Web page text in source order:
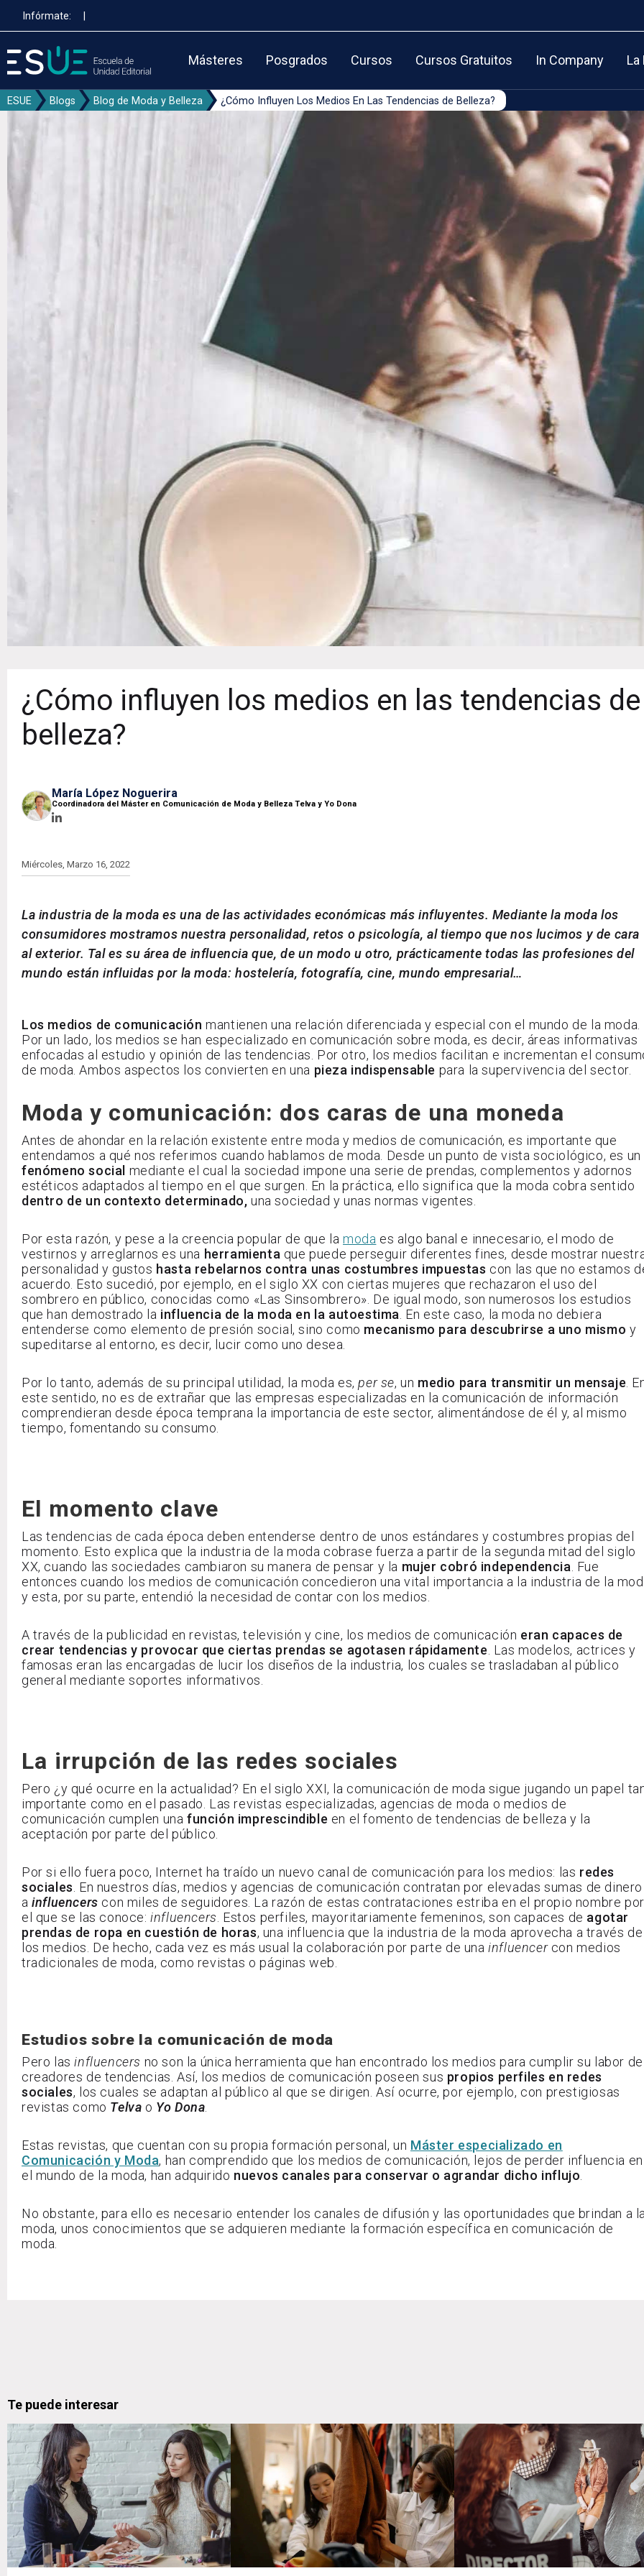
contenido
principal
Infórmate: |
Másteres Posgrados Cursos Cursos Gratuitos In Company La
ESUE Blogs Blog de Moda y Belleza ¿Cómo Influyen Los Medios En Las Tendencias de Belleza?
¿Cómo influyen los medios en las tendencias de
belleza?
María López Noguerira
Coordinadora del Máster en Comunicación de Moda y Belleza Telva y Yo Dona
Miércoles, Marzo 16, 2022
La industria de la moda es una de las actividades económicas más influyentes. Mediante la moda los
consumidores mostramos nuestra personalidad, retos o psicología, al tiempo que nos lucimos y de cara
al exterior. Tal es su área de influencia que, de un modo u otro, prácticamente todas las profesiones del
mundo están influidas por la moda: hostelería, fotografía, cine, mundo empresarial…
Los medios de comunicación mantienen una relación diferenciada y especial con el mundo de la moda.
Por un lado, los medios se han especializado en comunicación sobre moda, es decir, áreas informativas
enfocadas al estudio y opinión de las tendencias. Por otro, los medios facilitan e incrementan el
de moda. Ambos aspectos los convierten en una pieza indispensable para la supervivencia del sector.
Moda y comunicación: dos caras de una moneda
Antes de ahondar en la relación existente entre moda y medios de comunicación, es importante que
entendamos a qué nos referimos cuando hablamos de moda. Desde un punto de vista sociológico, es un
fenómeno social mediante el cual la sociedad impone una serie de prendas, complementos y adornos
estéticos adaptados al tiempo en el que surgen. En la práctica, ello significa que la moda cobra sentido
dentro de un contexto determinado, una sociedad y unas normas vigentes.
Por esta razón, y pese a la creencia popular de que lamoda es algo banal e innecesario, el modo de
vestirnos y arreglarnos es una herramienta que puede perseguir diferentes fines, desde mostrar
personalidad y gustos hasta rebelarnos contra unas costumbres impuestas con las que no estamos
acuerdo. Esto sucedió, por ejemplo, en el siglo XX con ciertas mujeres que rechazaron el uso del
sombrero en público, conocidas como «Las Sinsombrero». De igual modo, son numerosos los estudios
que han demostrado la influencia de la moda en la autoestima . En este caso, la moda no debiera
entenderse como elemento de presión social, sino como mecanismo para descubrirse a uno mismo y
supeditarse al entorno, es decir, lucir como uno desea.
Por lo tanto, además de su principal utilidad, la moda es,per se, un medio para transmitir un mensaje .
este sentido, no es de extrañar que las empresas especializadas en la comunicación de información
comprendieran desde época temprana la importancia de este sector, alimentándose de él y, al mismo
tiempo, fomentando su consumo.
El momento clave
Las tendencias de cada época deben entenderse dentro de unos estándares y costumbres propias del
momento. Esto explica que la industria de la moda cobrase fuerza a partir de la segunda mitad del siglo
XX, cuando las sociedades cambiaron su manera de pensar y la mujer cobró independencia . Fue
entonces cuando los medios de comunicación concedieron una vital importancia a la industria de la
y esta, por su parte, entendió la necesidad de contar con los medios.
A través de la publicidad en revistas, televisión y cine, los medios de comunicación eran capaces de
crear tendencias y provocar que ciertas prendas se agotasen rápidamente . Las modelos, actrices y
famosas eran las encargadas de lucir los diseños de la industria, los cuales se trasladaban al público
general mediante soportes informativos.
La irrupción de las redes sociales
Pero ¿y qué ocurre en la actualidad? En el siglo XXI, la comunicación de moda sigue jugando un papel
importante como en el pasado. Las revistas especializadas, agencias de moda o medios de
comunicación cumplen unafunción imprescindible en el fomento de tendencias de belleza y la
aceptación por parte del público.
Por si ello fuera poco, Internet ha traído un nuevo canal de comunicación para los medios: las redes
sociales . En nuestros días, medios y agencias de comunicación contratan por elevadas sumas de dinero
ainfluencers con miles de seguidores. La razón de estas contrataciones estriba en el propio nombre por
el que se las conoce:influencers . Estos perfiles, mayoritariamente femeninos, son capaces de agotar
prendas de ropa en cuestión de horas, una influencia que la industria de la moda aprovecha a través de
los medios. De hecho, cada vez es más usual la colaboración por parte de unainfluencercon medios
tradicionales de moda, como revistas o páginas web.
Estudios sobre la comunicación de moda
Pero lasinfluencers no son la única herramienta que han encontrado los medios para cumplir su labor de
creadores de tendencias. Así, los medios de comunicación poseen sus propios perfiles en redes
sociales, los cuales se adaptan al público al que se dirigen. Así ocurre, por ejemplo, con prestigiosas
revistas como Telva o Yo Dona
Estas revistas, que cuentan con su propia formación personal, un Máster especializado en
Comunicación y Moda, han comprendido que los medios de comunicación, lejos de perder influencia en
el mundo de la moda, han adquirido nuevos canales para conservar o agrandar dicho influjo
No obstante, para ello es necesario entender los canales de difusión y las oportunidades que brindan a
moda, unos conocimientos que se adquieren mediante la formación específica en comunicación de
moda.
Te puede interesar